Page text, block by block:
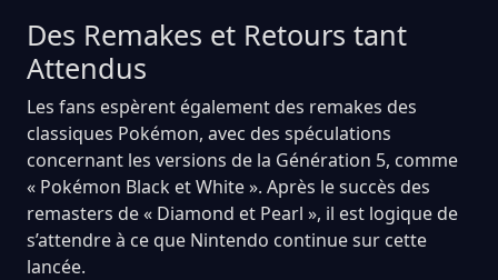
Des Remakes et Retours tant
Attendus
Les fans espèrent également des remakes des
classiques Pokémon, avec des spéculations
concernant les versions de la Génération 5, comme
« Pokémon Black et White ». Après le succès des
remasters de « Diamond et Pearl », il est logique de
s’attendre à ce que Nintendo continue sur cette
lancée.